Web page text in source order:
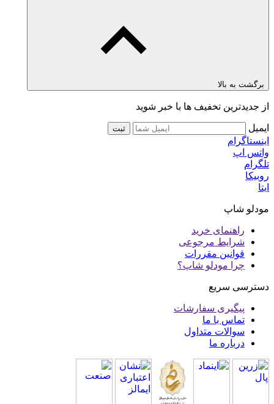
برگشت به بالا
از جدیدترین تخفیف ها با خبر شوید
ایمیل ثبت
اینستاگرام
واتس اپ
تلگرام
روبیکا
ایتا
مودلو شاپ
راهنمای خرید
شرایط مرجوعی
قوانین مقررات
چرا مودلو شاپ؟
دسترسی سریع
پیگیری سفارشات
تماس با ما
سوالات متداول
درباره ما